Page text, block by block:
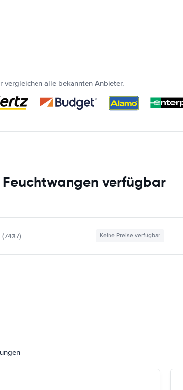
vergleichen alle bekannten Anbieter.
verfügbar
(7437) Keine Preise verfügbar